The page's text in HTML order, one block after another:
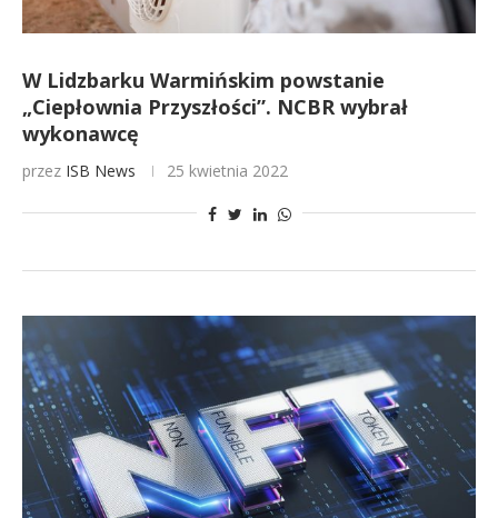
W Lidzbarku Warmińskim powstanie
„Ciepłownia Przyszłości”. NCBR wybrał
wykonawcę
przez ISB News 25 kwietnia 2022